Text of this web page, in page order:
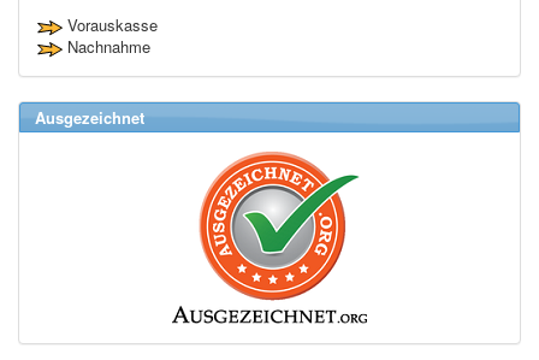
Vorauskasse
Nachnahme
Ausgezeichnet